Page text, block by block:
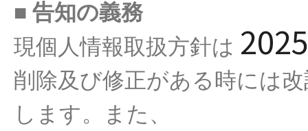
■ 告知の義務
現個人情報取扱方針は
削除及 び修正がある 時には
します。また、